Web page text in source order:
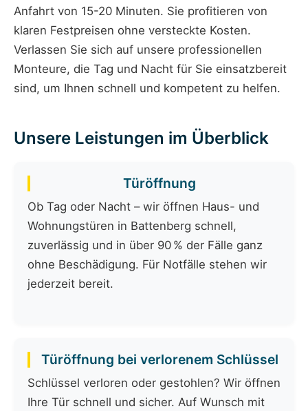
Anfahrt von 15-20 Minuten. Sie profitieren von
klaren Festpreisen ohne versteckte Kosten.
Verlassen Sie sich auf unsere professionellen
Monteure, die Tag und Nacht für Sie einsatzbereit
sind, um Ihnen schnell und kompetent zu helfen.
Unsere Leistungen im Überblick
Türöffnung
Ob Tag oder Nacht – wir öffnen Haus- und
Wohnungstüren in Battenberg schnell,
zuverlässig und in über 90 % der Fälle ganz
ohne Beschädigung. Für Notfälle stehen wir
jederzeit bereit.
Türöffnung bei verlorenem Schlüssel
Schlüssel verloren oder gestohlen? Wir öffnen
Ihre Tür schnell und sicher. Auf Wunsch mit